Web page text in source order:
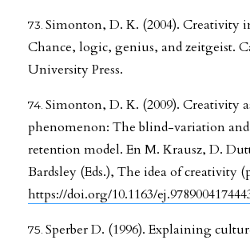
Simonton, D. K. (2004). Creativity
Chance, logic, genius, and zeitgeist.
University Press.
Simonton, D. K. (2009). Creativity
phenomenon: The blind-variation
retention model. En M. Krausz, D.
Bardsley (Eds.), The idea of creativity
https://doi.org/10.1163/
Sperber D. (1996). Explaining